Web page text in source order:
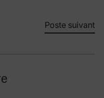
Poste suivant